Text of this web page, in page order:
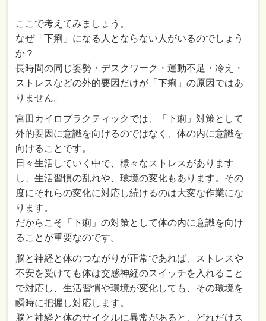
ここで考えてみましょう。
なぜ「下痢」になる人とならない人がいるのでしょう
か？
長時間の同じ姿勢・デスクワーク・運動不足・冷え・
ストレスなどの外的要因だけが「下痢」の原因ではあ
りません。
宮田カイロプラクティックでは、「下痢」対策として
外的要因に意識を向けるのではなく、体の内に意識を
向けることです。
日々生活していく中で、様々なストレスがあります
し、生活習慣の乱れや、環境の変化もあります。その
度にそれらの変化に対応し続けるのは大変な作業にな
ります。
だからこそ「下痢」の対策として体の内に意識を向け
ることが重要なのです。
脳と神経と体のつながりが正常であれば、ストレスや
不安を受けても体は交感神経のスイッチを入れること
で対応し、生活習慣や環境が変化しても、その環境を
瞬時に把握し対応します。
脳と神経と体のサイクルに異常があると、どれだけス